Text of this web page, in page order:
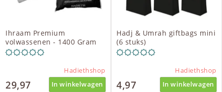
Ihraam Premium
volwassenen - 1400 Gram
Hadiethshop
29,97 In winkelwagen
Hadj & Umrah giftbags mini
(6 stuks)
Hadiethshop
4,97 In winkelwagen